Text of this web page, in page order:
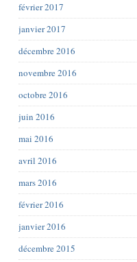
février 2017
janvier 2017
décembre 2016
novembre 2016
octobre 2016
juin 2016
mai 2016
avril 2016
mars 2016
février 2016
janvier 2016
décembre 2015